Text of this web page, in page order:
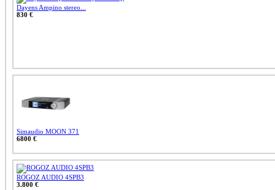
Dayens Ampino stereo...
830 €
Simaudio MOON 371
6800 €
ROGOZ AUDIO 4SPB3
3.800 €